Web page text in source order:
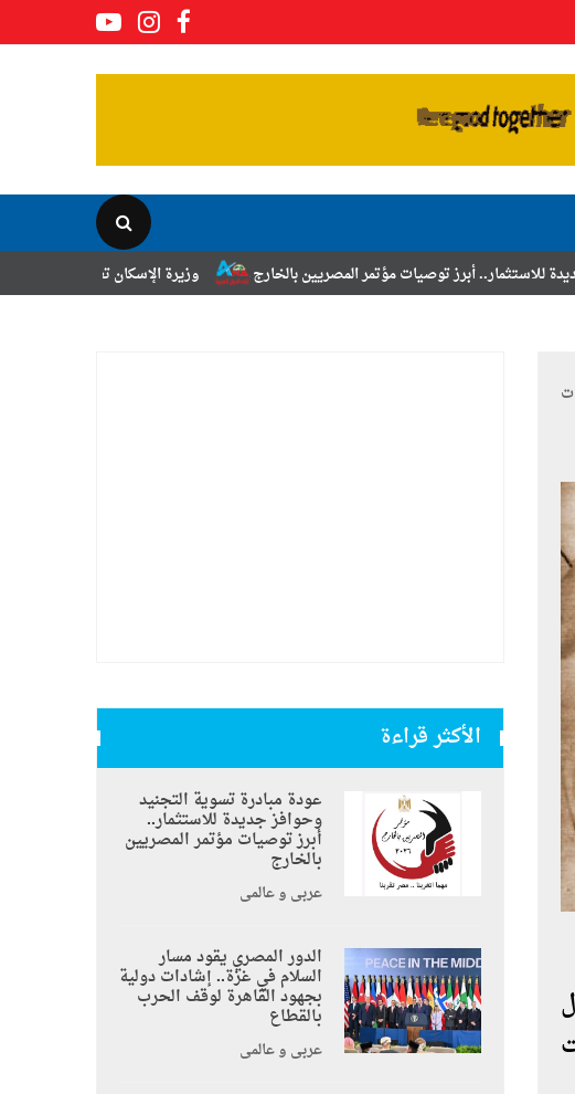
وزيرة الإسكان تعلن نتائج قرعة تخصيص أراضي مؤتمر المصريين بالخارج
الأكثر قراءة
عودة مبادرة تسوية التجنيد
وحوافز جديدة للاستثمار..
أبرز توصيات مؤتمر المصريين
بالخارج
عربي و عالمي
الدور المصري يقود مسار
السلام في غزة.. إشادات دولية
بجهود القاهرة لوقف الحرب
بالقطاع
عربي و عالمي